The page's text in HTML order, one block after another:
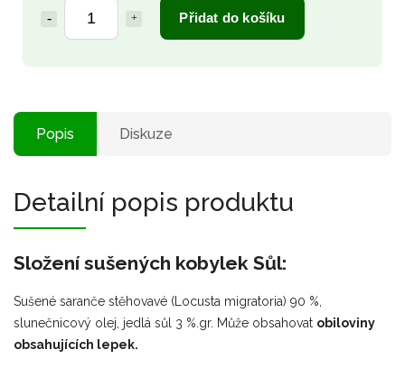
Přidat do košíku
Popis Diskuze
Detailní popis produktu
Složení sušených kobylek Sůl:
Sušené saranče stěhovavé (Locusta migratoria) 90 %,
slunečnicový olej, jedlá sůl 3 %.gr. Může obsahovat obiloviny
obsahujících lepek.